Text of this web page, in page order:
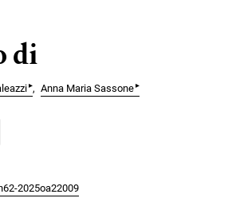
di
▸ Anna Maria Sassone▸
2025oa22009